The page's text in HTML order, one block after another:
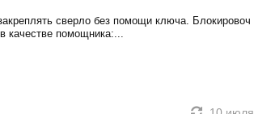
сверло без помощи ключа. Блокировоч
качестве помощника:...